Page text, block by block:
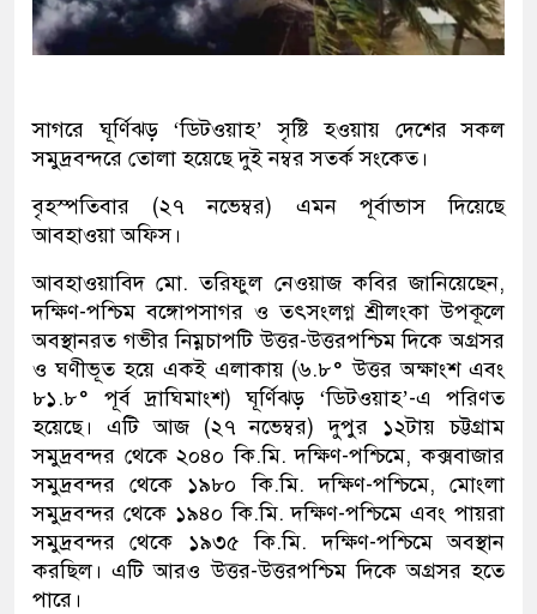
সাগরে ঘূর্ণিঝড় ‘ডিটওয়াহ’ সৃষ্টি হওয়ায় দেশের সকল
সমুদ্রবন্দরে তোলা হয়েছে দুই নম্বর সতর্ক সংকেত।
বৃহস্পতিবার (২৭ নভেম্বর) এমন পূর্বাভাস দিয়েছে
আবহাওয়া অফিস।
আবহাওয়াবিদ মো. তরিফুল নেওয়াজ কবির জানিয়েছেন,
দক্ষিণ-পশ্চিম বঙ্গোপসাগর ও তৎসংলগ্ন শ্রীলংকা উপকূলে
অবস্থানরত গভীর নিম্নচাপটি উত্তর-উত্তরপশ্চিম দিকে অগ্রসর
ও ঘণীভূত হয়ে একই এলাকায় (৬.৮° উত্তর অক্ষাংশ এবং
৮১.৮° পূর্ব দ্রাঘিমাংশ) ঘূর্ণিঝড় ‘ডিটওয়াহ’-এ পরিণত
হয়েছে। এটি আজ (২৭ নভেম্বর) দুপুর ১২টায় চট্টগ্রাম
সমুদ্রবন্দর থেকে ২০৪০ কি.মি. দক্ষিণ-পশ্চিমে, কক্সবাজার
সমুদ্রবন্দর থেকে ১৯৮০ কি.মি. দক্ষিণ-পশ্চিমে, মোংলা
সমুদ্রবন্দর থেকে ১৯৪০ কি.মি. দক্ষিণ-পশ্চিমে এবং পায়রা
সমুদ্রবন্দর থেকে ১৯৩৫ কি.মি. দক্ষিণ-পশ্চিমে অবস্থান
করছিল। এটি আরও উত্তর-উত্তরপশ্চিম দিকে অগ্রসর হতে
পারে।